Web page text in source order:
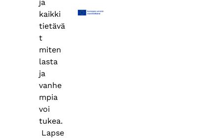
ja
kaikki
tietävä
t
miten
lasta
ja
vanhe
mpia
voi
tukea.
Lapse